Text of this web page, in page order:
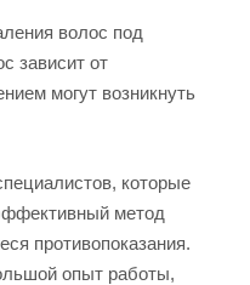
волос под
зависит от
могут возникнуть
которые
метод
противопоказания.
опыт работы,